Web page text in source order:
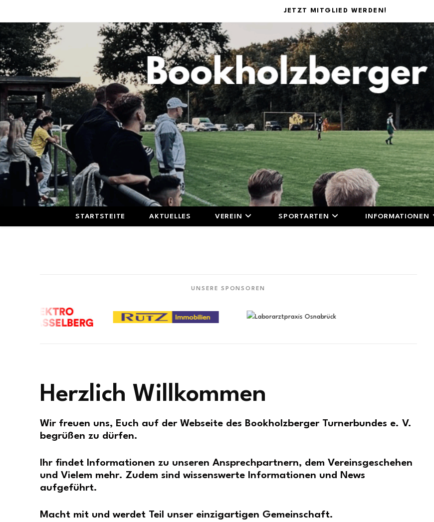
JETZT MITGLIED WERDEN!
STARTSTEITE AKTUELLES VEREIN SPORTARTEN INFORMATIONEN
UNSERE SPONSOREN
Herzlich Willkommen
Wir freuen uns, Euch auf der Webseite des Bookholzberger Turnerbundes e. V.
begrüßen zu dürfen.
Ihr findet Informationen zu unseren Ansprechpartnern, dem Vereinsgeschehen
und Vielem mehr. Zudem sind wissenswerte Informationen und News
aufgeführt.
Macht mit und werdet Teil unser einzigartigen Gemeinschaft.